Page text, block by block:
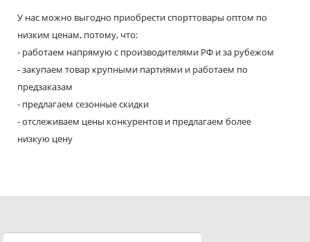
У нас можно выгодно приобрести спорттовары оптом по
низким ценам, потому, что:
- работаем напрямую с производителями РФ и за рубежом
- закупаем товар крупными партиями и работаем по
предзаказам
- предлагаем сезонные скидки
- отслеживаем цены конкурентов и предлагаем более
низкую цену